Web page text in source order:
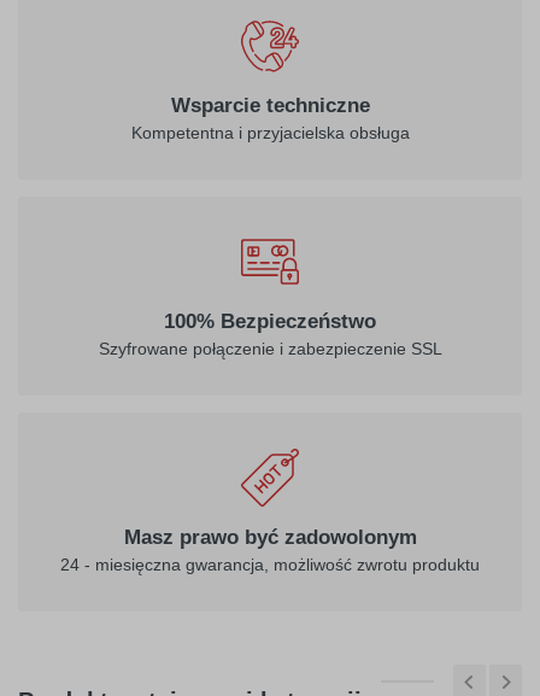
Wsparcie techniczne
Kompetentna i przyjacielska obsługa
100% Bezpieczeństwo
Szyfrowane połączenie i zabezpieczenie SSL
Masz prawo być zadowolonym
24 - miesięczna gwarancja, możliwość zwrotu produktu